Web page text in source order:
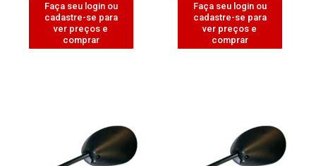
Faça seu login ou
cadastre-se para
ver preços e
comprar
Faça seu login ou
cadastre-se para
ver preços e
comprar